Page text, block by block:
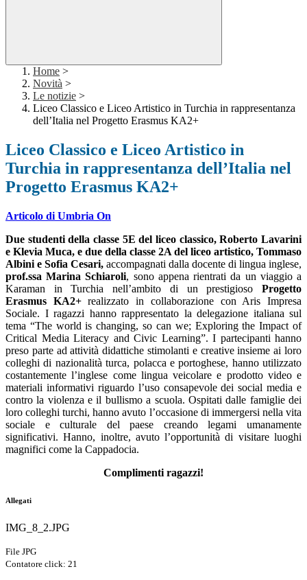
Home >
Novità >
Le notizie >
Liceo Classico e Liceo Artistico in Turchia in rappresentanza
dell’Italia nel Progetto Erasmus KA2+
Liceo Classico e Liceo Artistico in
Turchia in rappresentanza dell’Italia nel
Progetto Erasmus KA2+
Articolo di Umbria On
Due studenti della classe 5E del liceo classico, Roberto Lavarini
e Klevia Muca, e due della classe 2A del liceo artistico, Tommaso
Albini e Sofia Cesari, accompagnati dalla docente di lingua inglese,
prof.ssa Marina Schiaroli, sono appena rientrati da un viaggio a
Karaman in Turchia nell’ambito di un prestigioso Progetto
Erasmus KA2+realizzato in collaborazione con Aris Impresa
Sociale. I ragazzi hanno rappresentato la delegazione italiana sul
tema “The world is changing, so can we; Exploring the Impact of
Critical Media Literacy and Civic Learning”. I partecipanti hanno
preso parte ad attività didattiche stimolanti e creative insieme ai loro
colleghi di nazionalità turca, polacca e portoghese, hanno utilizzato
costantemente l’inglese come lingua veicolare e prodotto video e
materiali informativi riguardo l’uso consapevole dei social media e
contro la violenza e il bullismo a scuola. Ospitati dalle famiglie dei
loro colleghi turchi, hanno avuto l’occasione di immergersi nella vita
sociale e culturale del paese creando legami umanamente
significativi. Hanno, inoltre, avuto l’opportunità di visitare luoghi
magnifici come la Cappadocia.
Complimenti ragazzi!
Allegati
IMG_8_2.JPG
File JPG
Contatore click: 21